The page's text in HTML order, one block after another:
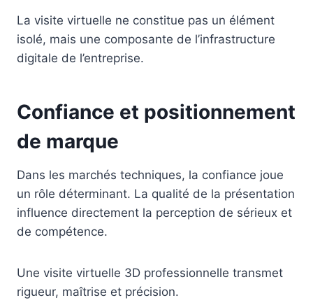
La visite virtuelle ne constitue pas un élément
isolé, mais une composante de l’infrastructure
digitale de l’entreprise.
Confiance et positionnement
de marque
Dans les marchés techniques, la confiance joue
un rôle déterminant. La qualité de la présentation
influence directement la perception de sérieux et
de compétence.
Une visite virtuelle 3D professionnelle transmet
rigueur, maîtrise et précision.